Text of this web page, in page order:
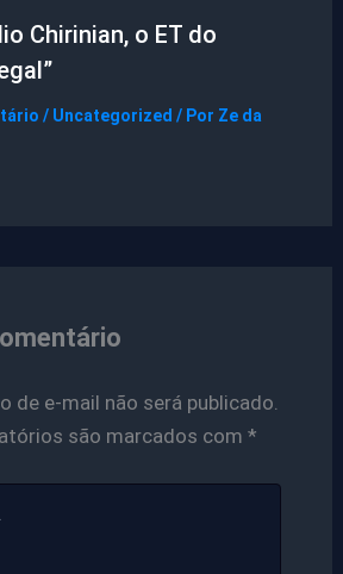
Chirinian, o ET do
/ Uncategorized / Por Ze da
de e-mail não será publicado.
são marcados com *